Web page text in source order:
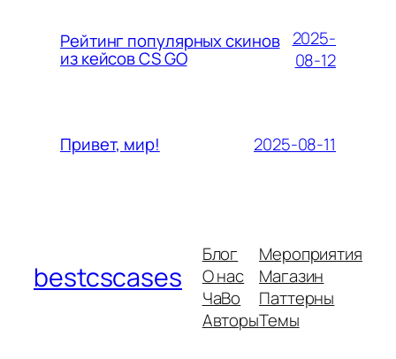
Рейтинг популярных скинов
из кейсов CS GO
2025-
08-12
Привет, мир! 2025-08-11
bestcscases
Блог
О нас
ЧаВо
Авторы
Мероприятия
Магазин
Паттерны
Темы